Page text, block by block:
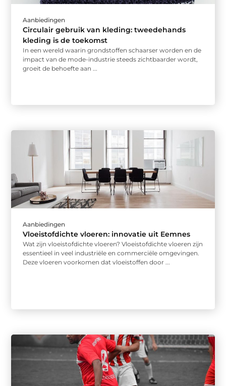
Aanbiedingen
Circulair gebruik van kleding: tweedehands
kleding is de toekomst
In een wereld waarin grondstoffen schaarser worden en de
impact van de mode-industrie steeds zichtbaarder wordt,
groeit de behoefte aan ...
Aanbiedingen
Vloeistofdichte vloeren: innovatie uit Eemnes
Wat zijn vloeistofdichte vloeren? Vloeistofdichte vloeren zijn
essentieel in veel industriële en commerciële omgevingen.
Deze vloeren voorkomen dat vloeistoffen door ...